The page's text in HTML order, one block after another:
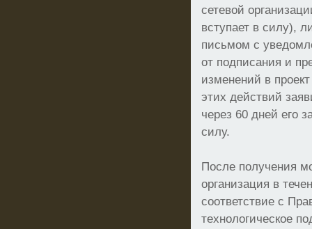
сетевой
вступает в силу),
письмом с
от подписания и
изменений в
этих действий
через 60 дней его
силу.
После получения
организация в
соответствие с
технологическое